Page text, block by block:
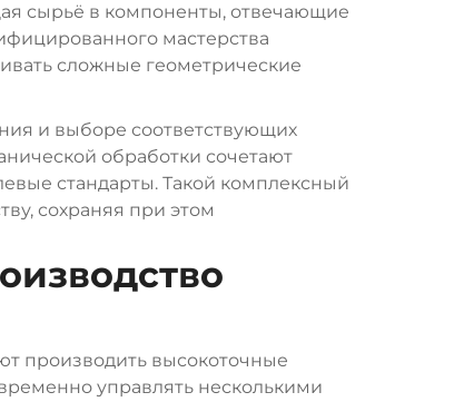
сырьё в компоненты, отвечающие
мастерства
сложные геометрические
и выборе соответствующих
обработки сочетают
стандарты. Такой комплексный
сохраняя при этом
производить высокоточные
управлять несколькими